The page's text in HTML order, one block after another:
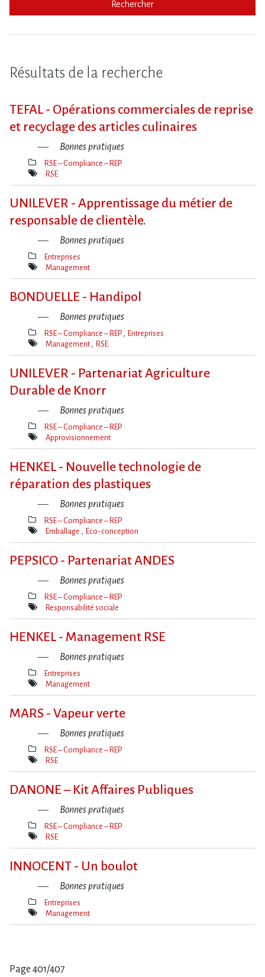
Rechercher
Résultats de la recherche
TEFAL - Opérations commerciales de reprise
et recyclage des articles culinaires
Bonnes pratiques
Thèmes(s)
RSE – Compliance – REP
Mot(s)-
RSE
UNILEVER - Apprentissage du métier de
responsable de clientèle.
Bonnes pratiques
Thèmes(s)
Entreprises
Mot(s)-
Management
BONDUELLE - Handipol
Bonnes pratiques
Thèmes(s)
RSE – Compliance – REP Entreprises
Mot(s)-
Management RSE
UNILEVER - Partenariat Agriculture
Durable de Knorr
Bonnes pratiques
Thèmes(s)
RSE – Compliance – REP
Mot(s)-
Approvisionnement
HENKEL - Nouvelle technologie de
réparation des plastiques
Bonnes pratiques
Thèmes(s)
RSE – Compliance – REP
Mot(s)-
Emballage Eco-conception
PEPSICO - Partenariat ANDES
Bonnes pratiques
Thèmes(s)
RSE – Compliance – REP
Mot(s)-
Responsabilité sociale
HENKEL - Management RSE
Bonnes pratiques
Thèmes(s)
Entreprises
Mot(s)-
Management
MARS - Vapeur verte
Bonnes pratiques
Thèmes(s)
RSE – Compliance – REP
Mot(s)-
RSE
DANONE – Kit Affaires Publiques
Bonnes pratiques
Thèmes(s)
RSE – Compliance – REP
Mot(s)-
RSE
INNOCENT - Un boulot
Bonnes pratiques
Thèmes(s)
Entreprises
Mot(s)-
Management
Page 401/407